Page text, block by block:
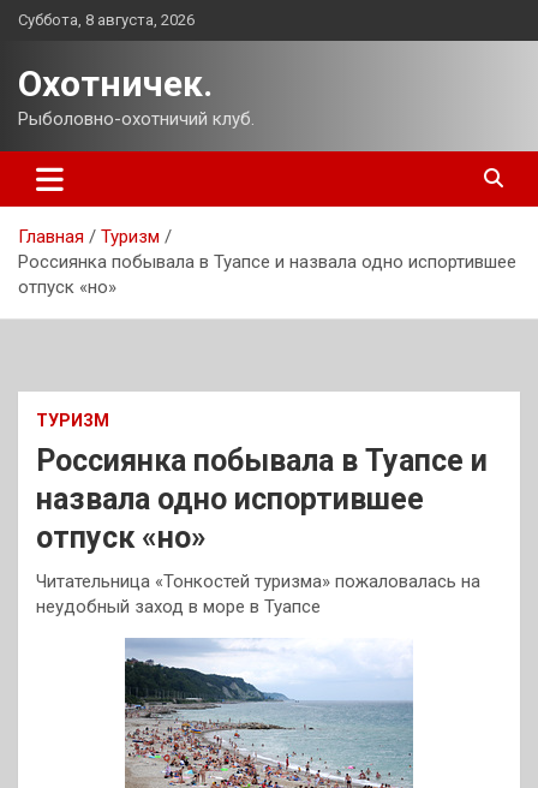
Перейти
Суббота, 8 августа, 2026
Охотничек.
Рыболовно-охотничий клуб.
Главная
Туризм
Россиянка побывала в Туапсе и назвала одно испортившее
отпуск «но»
ТУРИЗМ
Россиянка побывала в Туапсе и
назвала одно испортившее
отпуск «но»
Читательница «Тонкостей туризма» пожаловалась на
неудобный заход в море в Туапсе